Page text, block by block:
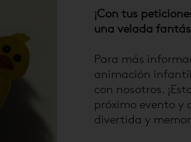
¡Con tus
una velada
Para más
animación
con nosotros.
próximo evento y
divertida y